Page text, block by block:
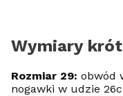
Wymiary
Rozmiar 29: obwód
nogawki w udzie